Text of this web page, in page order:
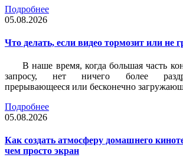
Подробнее
05.08.2026
Что делать, если видео тормозит или не
В наше время, когда большая часть
запросу, нет ничего более
прерывающееся или бесконечно
Подробнее
05.08.2026
Как создать атмосферу домашнего
чем просто экран